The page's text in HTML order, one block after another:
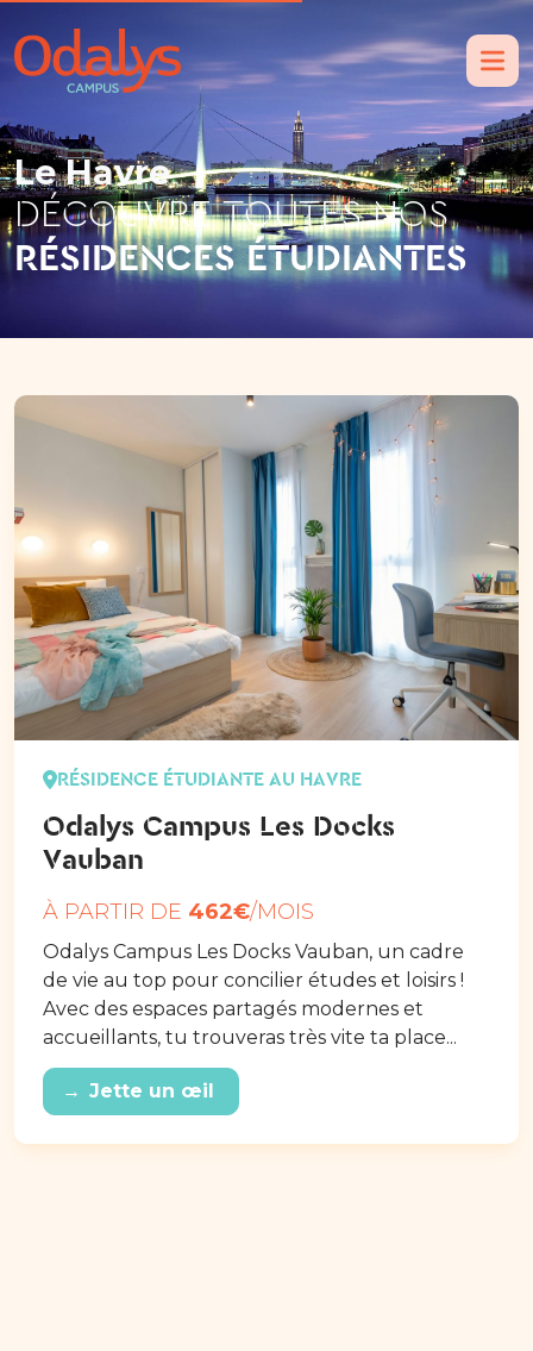
Le Havre
DÉCOUVRE TOUTES NOS
RÉSIDENCES ÉTUDIANTES
RÉSIDENCE ÉTUDIANTE AU HAVRE
Odalys Campus Les Docks
Vauban
À PARTIR DE 462€/MOIS
Odalys Campus Les Docks Vauban, un cadre
de vie au top pour concilier études et loisirs !
Avec des espaces partagés modernes et
accueillants, tu trouveras très vite ta place...
→ Jette un œil